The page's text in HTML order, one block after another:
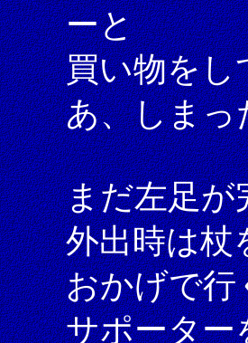
ーと
買い物をし
あ、しま
まだ左足が
外出時は杖
おかげで行
サポーター